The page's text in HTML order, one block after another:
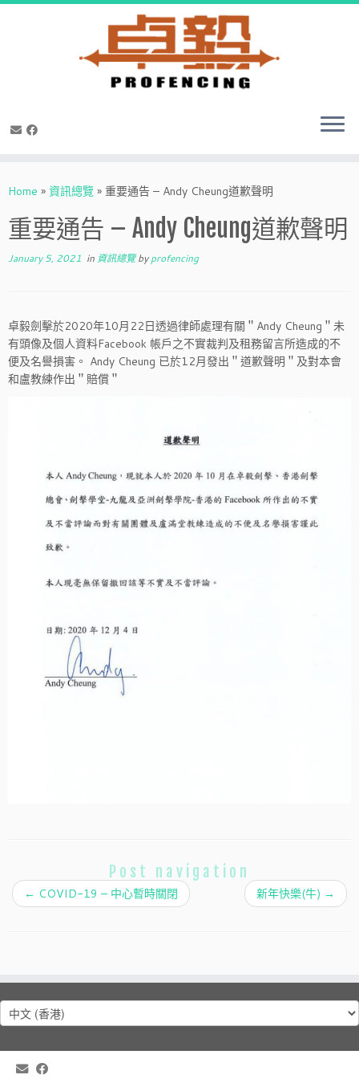
toHome » 資訊總覽 » 重要通告 – Andy Cheung道歉聲明
重要通告 – Andy Cheung道歉聲明
January 5, 2021 in 資訊總覽byprofencing
卓毅劍擊於2020年10月22日透過律師處理有關＂Andy Cheung＂未
有頭像及個人資料Facebook 帳戶之不實裁判及租務留言所造成的不
便及名譽損害。 Andy Cheung 已於12月發出＂道歉聲明＂及對本會
和盧教練作出＂賠償＂
Post navigation
← COVID-19 – 中心暫時關閉 新年快樂(牛) →
Choose
a